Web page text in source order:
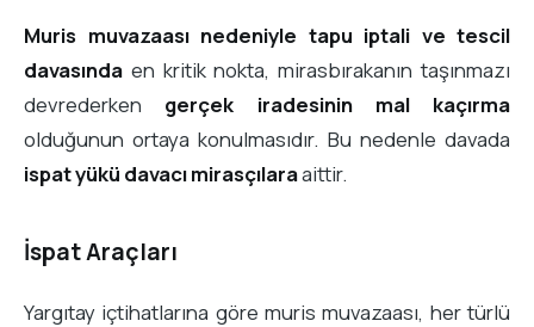
Muris muvazaası nedeniyle tapu iptali ve tescil
davasında en kritik nokta, mirasbırakanın taşınmazı
devrederken gerçek iradesinin mal kaçırma
olduğunun ortaya konulmasıdır. Bu nedenle davada
ispat yükü davacı mirasçılaraaittir.
İspat Araçları
Yargıtay içtihatlarına göre muris muvazaası, her türlü